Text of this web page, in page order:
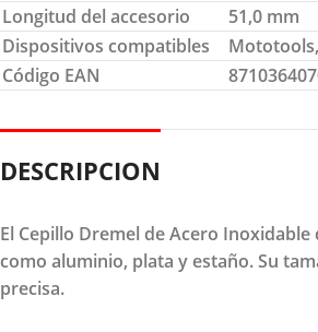
Longitud del accesorio
51,0 mm
Dispositivos compatibles
Mototools,
Código EAN
DESCRIPCION
El Cepillo Dremel de Acero
como aluminio, plata y estaño. Su
precisa.